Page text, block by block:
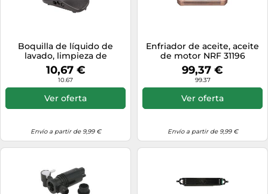
Boquilla de líquido de
lavado, limpieza de
parabrisas VEMO V10-08-
0325
10,67 €
10.67
Ver oferta
Envío a partir de 9,99 €
Enfriador de aceite, aceite
de motor NRF 31196
99,37 €
99.37
Ver oferta
Envío a partir de 9,99 €